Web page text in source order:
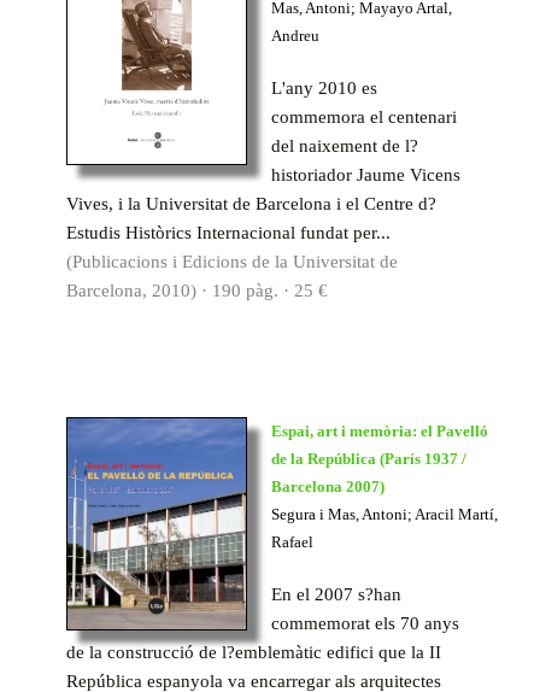
Mas, Antoni; Mayayo Artal,
Andreu
L'any 2010 es
commemora el centenari
del naixement de l?
historiador Jaume Vicens
Vives, i la Universitat de Barcelona i el Centre d?
Estudis Històrics Internacional fundat per...
(Publicacions i Edicions de la Universitat de
Barcelona, 2010) · 190 pàg. · 25 €
Espai, art i memòria: el Pavelló
de la República (París 1937 /
Barcelona 2007)
Segura i Mas, Antoni; Aracil Martí,
Rafael
En el 2007 s?han
commemorat els 70 anys
de la construcció de l?emblemàtic edifici que la II
República espanyola va encarregar als arquitectes